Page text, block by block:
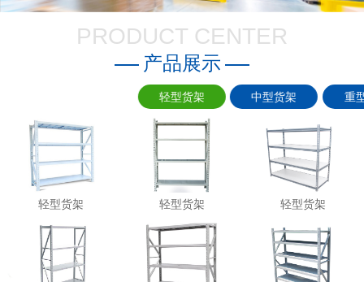
PRODUCT CENTER
产品展示
轻型货架 中型货架 重
轻型货架 轻型货架 轻型货架